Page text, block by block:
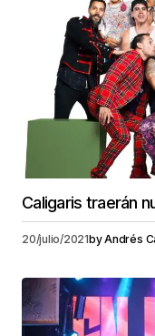
Caligaris traerán
20/julio/2021byAndrés